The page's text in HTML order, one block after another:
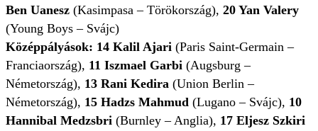
Ben Uanesz (Kasimpasa – Törökország), 20 Yan Valery
(Young Boys – Svájc)
Középpályások: 14 Kalil Ajari (Paris Saint-Germain –
Franciaország), 11 Iszmael Garbi (Augsburg –
Németország), 13 Rani Kedira (Union Berlin –
Németország), 15 Hadzs Mahmud (Lugano – Svájc), 10
Hannibal Medzsbri (Burnley – Anglia), 17 Eljesz Szkiri